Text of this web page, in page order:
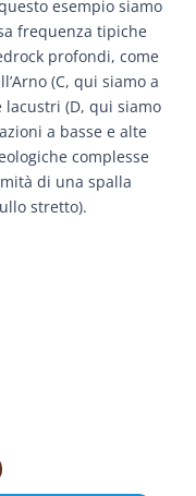
esempio siamo
frequenza tipiche
profondi, come
(C, qui siamo a
lacustri (D, qui siamo
a basse e alte
complesse
di una spalla
stretto).